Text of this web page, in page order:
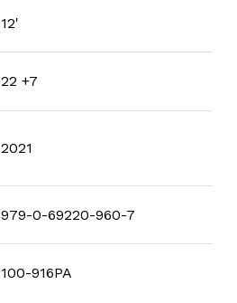
12'
22 +7
2021
979-0-69220-960-7
100-916PA